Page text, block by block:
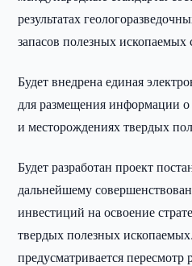
результатах
запасов полезных ископаемых
Будет внедрена единая
для размещения информации
и месторождениях твердых
Будет разработан проект
дальнейшему
инвестиций на освоение
твердых полезных
предусматривается пересмотр